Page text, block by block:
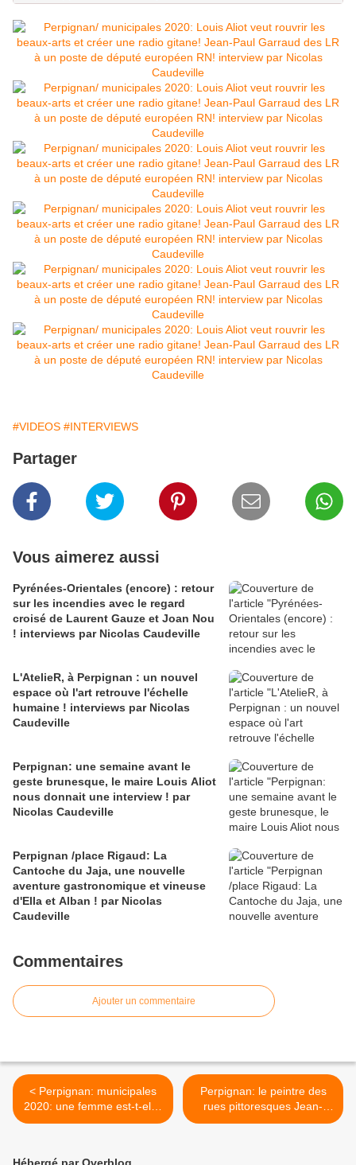
#VIDEOS #INTERVIEWS
Partager
Vous aimerez aussi
Pyrénées-Orientales (encore) : retour
sur les incendies avec le regard
croisé de Laurent Gauze et Joan Nou
! interviews par Nicolas Caudeville
L'AtelieR, à Perpignan : un nouvel
espace où l'art retrouve l'échelle
humaine ! interviews par Nicolas
Caudeville
Perpignan: une semaine avant le
geste brunesque, le maire Louis Aliot
nous donnait une interview ! par
Nicolas Caudeville
Perpignan /place Rigaud: La
Cantoche du Jaja, une nouvelle
aventure gastronomique et vineuse
d'Ella et Alban ! par Nicolas
Caudeville
Commentaires
Ajouter un commentaire
< Perpignan: municipales
2020: une femme est-t-elle,
l'homme de la situation?
Perpignan: le peintre des
rues pittoresques Jean-
Pierre Dulucq nous a quitté